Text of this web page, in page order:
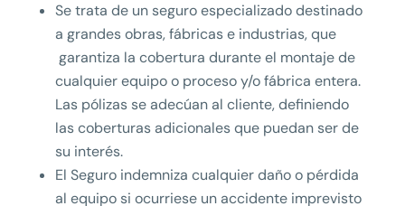
Se trata de un seguro especializado destinado
a grandes obras, fábricas e industrias, que
garantiza la cobertura durante el montaje de
cualquier equipo o proceso y/o fábrica entera.
Las pólizas se adecúan al cliente, definiendo
las coberturas adicionales que puedan ser de
su interés.
El Seguro indemniza cualquier daño o pérdida
al equipo si ocurriese un accidente imprevisto